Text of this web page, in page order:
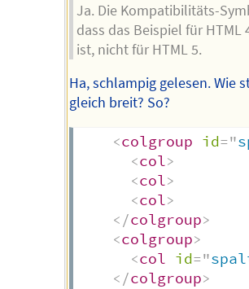
Ja. Die Kompatibilitäts-
dass das Beispiel für HTML
ist, nicht für HTML 5.
Ha, schlampig gelesen. Wie
gleich breit? So?
<colgroup id="
<col>
<col>
<col>
</colgroup>
<colgroup>
<col id="
</colgroup>